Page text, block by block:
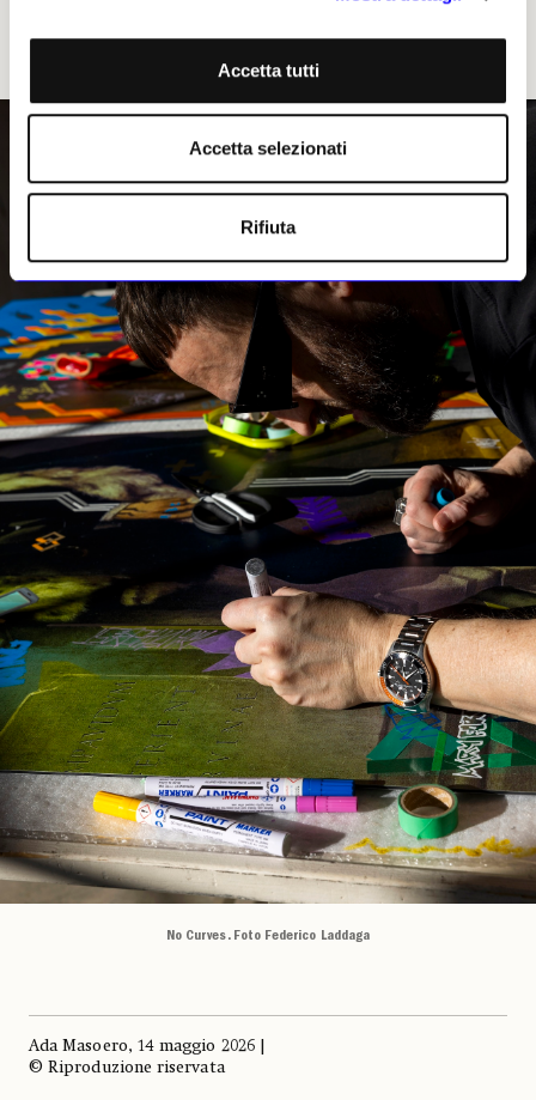
Accetta tutti
Accetta selezionati
Rifiuta
realtà fisica si confondono sempre più
No Curves. Foto Federico Laddaga
Ada Masoero, 14 maggio 2026 |
© Riproduzione riservata